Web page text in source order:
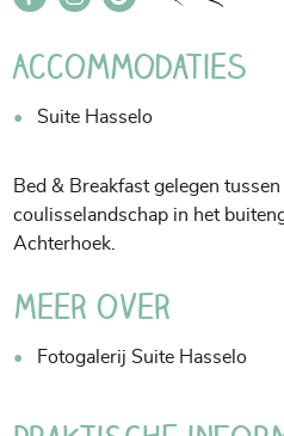
Accommodaties
Suite Hasselo
Bed & Breakfast gelegen
coulisselandschap in het
Achterhoek.
Meer over
Fotogalerij Suite Hasselo